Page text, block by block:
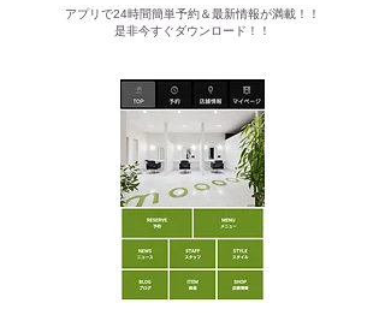
​アプリで24時間簡単予約＆最新情報が満載！！
是非今すぐダウンロード！！